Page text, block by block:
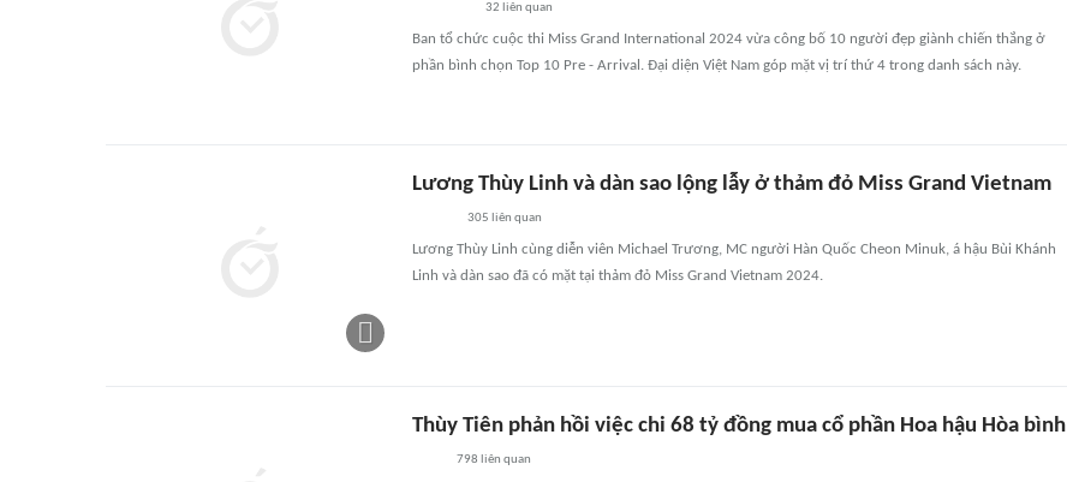
32 liên quan
Ban tổ chức cuộc thi Miss Grand International 2024 vừa công bố 10 người đẹp giành chiến thắng ở
phần bình chọn Top 10 Pre - Arrival. Đại diện Việt Nam góp mặt vị trí thứ 4 trong danh sách này.
Lương Thùy Linh và dàn sao lộng lẫy ở thảm đỏ Miss Grand Vietnam
305 liên quan
Lương Thùy Linh cùng diễn viên Michael Trương, MC người Hàn Quốc Cheon Minuk, á hậu Bùi Khánh
Linh và dàn sao đã có mặt tại thảm đỏ Miss Grand Vietnam 2024.
Thùy Tiên phản hồi việc chi 68 tỷ đồng mua cổ phần Hoa hậu Hòa bình
798 liên quan